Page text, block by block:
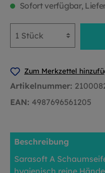
Sofort verfügbar,
Zum Merkzettel
Artikelnummer:
EAN: 4987696561205
Beschreibung
Sarasoft A
hygienisch reine